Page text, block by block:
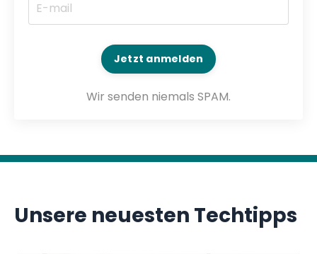
Jetzt anmelden
Wir senden niemals SPAM.
Unsere neuesten Techtipps